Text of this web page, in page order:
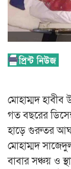
মোহাম্মদ হাবীব
গত বছরের
হাড়ে গুরুতর
মোহাম্মদ
বাবার সঞ্চয় ও